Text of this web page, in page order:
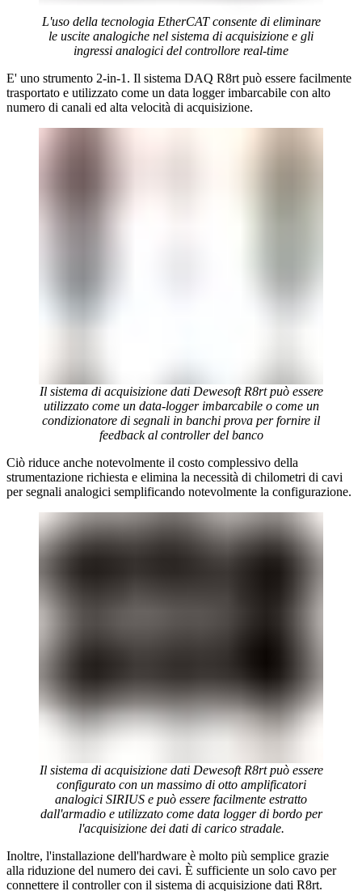
L'uso della tecnologia EtherCAT consente di eliminare
le uscite analogiche nel sistema di acquisizione e gli
ingressi analogici del controllore real-time
E' uno strumento 2-in-1. Il sistema DAQ R8rt può essere facilmente
trasportato e utilizzato come un data logger imbarcabile con alto
numero di canali ed alta velocità di acquisizione.
Il sistema di acquisizione dati Dewesoft R8rt può essere
utilizzato come un data-logger imbarcabile o come un
condizionatore di segnali in banchi prova per fornire il
feedback al controller del banco
Ciò riduce anche notevolmente il costo complessivo della
strumentazione richiesta e elimina la necessità di chilometri di cavi
per segnali analogici semplificando notevolmente la configurazione.
Il sistema di acquisizione dati Dewesoft R8rt può essere
configurato con un massimo di otto amplificatori
analogici SIRIUS e può essere facilmente estratto
dall'armadio e utilizzato come data logger di bordo per
l'acquisizione dei dati di carico stradale.
Inoltre, l'installazione dell'hardware è molto più semplice grazie
alla riduzione del numero dei cavi. È sufficiente un solo cavo per
connettere il controller con il sistema di acquisizione dati R8rt.